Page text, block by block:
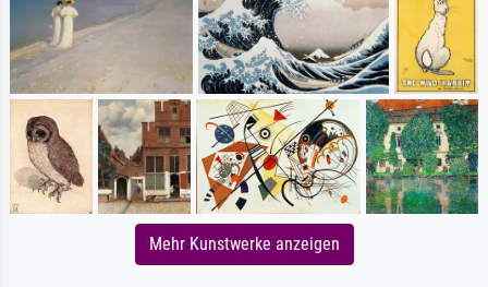
Mehr Kunstwerke anzeigen